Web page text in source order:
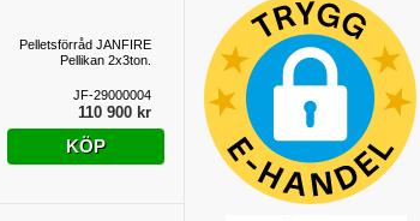
Pelletsförråd JANFIRE
Pellikan 2x3ton.
JF-29000004
110 900 kr
KÖP